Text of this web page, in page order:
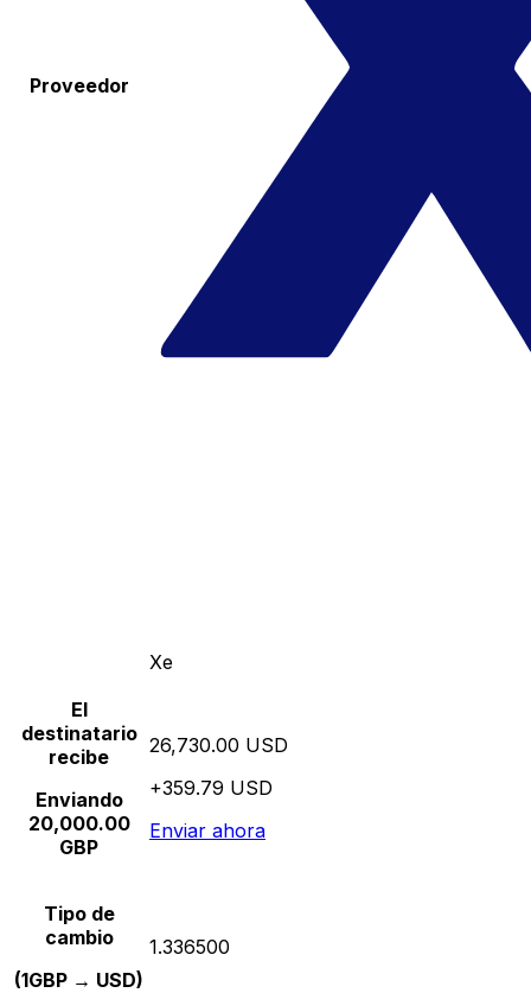
Proveedor
Xe
El
destinatario
recibe
Enviando
20,000.00
GBP
26,730.00 USD
+359.79 USD
Enviar ahora
Tipo de
cambio
(1GBP → USD)
1.336500